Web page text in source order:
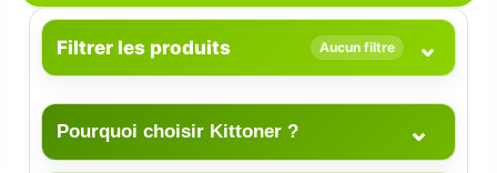
Filtrer les produits Aucun filtre ⌄
Pourquoi choisir Kittoner ? ⌄